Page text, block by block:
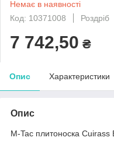
Немає в наявності
Код: 10371008
Роздріб
7 742,50 ₴
Опис Характеристики
Опис
M-Tac плитоноска Cuirass